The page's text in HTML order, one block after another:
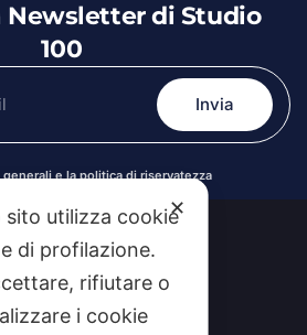
di Studio
100
e la politica di riservatezza
✕
sito utilizza cookie
di profilazione.
rifiutare o
i cookie